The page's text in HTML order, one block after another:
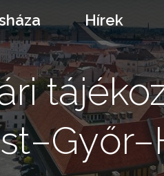
Hírek